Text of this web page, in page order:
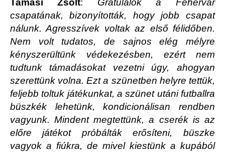
Tamási Zsolt: Gratulálok a Fehérvár
csapatának, bizonyították, hogy jobb csapat
nálunk. Agresszívek voltak az első félidőben.
Nem volt tudatos, de sajnos elég mélyre
kényszerültünk védekezésben, ezért nem
tudtunk támadásokat vezetni úgy, ahogyan
szerettünk volna. Ezt a szünetben helyre tettük,
feljebb toltuk játékunkat, a szünet utáni futballra
büszkék lehetünk, kondicionálisan rendben
vagyunk. Mindent megtettünk, a cserék is az
előre játékot próbálták erősíteni, büszke
vagyok a fiúkra, de mivel kiestünk a kupából